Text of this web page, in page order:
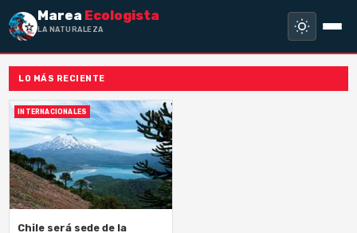
Marea Ecologista
LA NATURALEZA NO
LO MÁS RECIENTE
INTERNACIONALES
Chile será sede de la